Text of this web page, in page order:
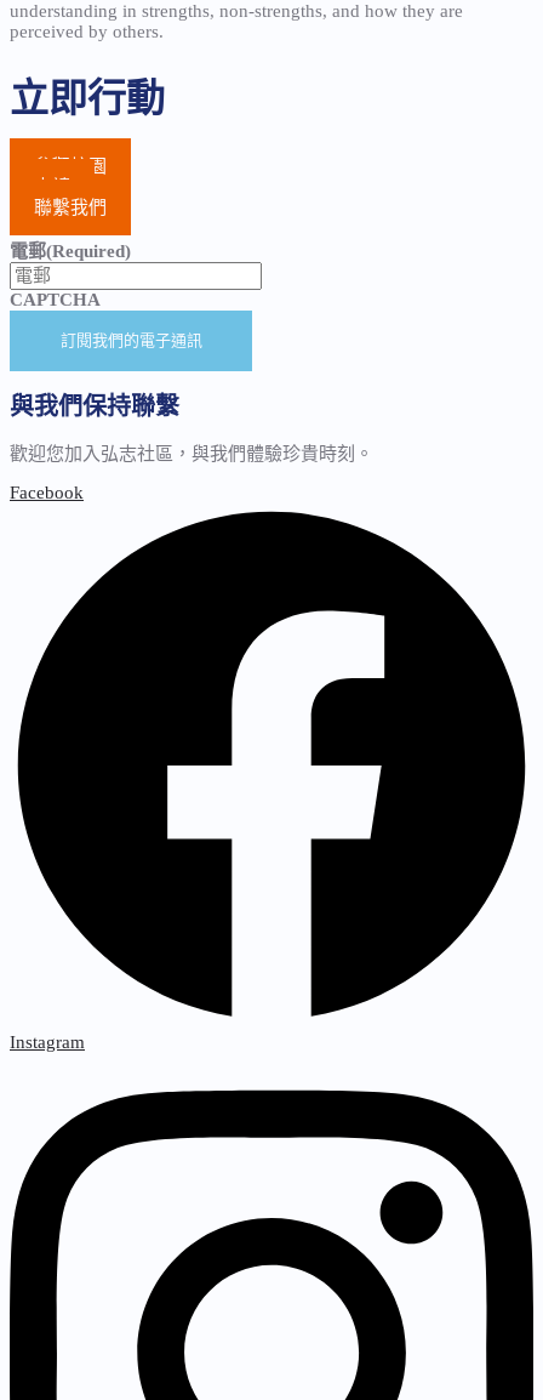
understanding in strengths, non-strengths, and how they are
perceived by others.
立即行動
參觀校園
聯繫我們
電郵(Required)
CAPTCHA
與我們保持聯繫
歡迎您加入弘志社區，與我們體驗珍貴時刻。
Facebook
Instagram